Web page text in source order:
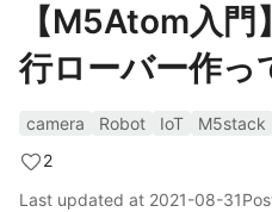
【M5Atom入
行ローバー作っ
camera Robot IoT M5stack
2
Last updated at 2021-08-31